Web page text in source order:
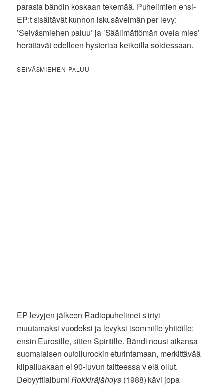
parasta bändin koskaan tekemää. Puhelimien ensi-
EP:t sisältävät kunnon iskusävelmän per levy:
’Seiväsmiehen paluu’ ja ’Säälimättömän ovela mies’
herättävät edelleen hysteriaa keikoilla soidessaan.
SEIVÄSMIEHEN PALUU
EP-levyjen jälkeen Radiopuhelimet siirtyi
muutamaksi vuodeksi ja levyksi isommille yhtiöille:
ensin Eurosille, sitten Spiritille. Bändi nousi aikansa
suomalaisen outoilurockin eturintamaan, merkittävää
kilpailuakaan ei 90-luvun taitteessa vielä ollut.
DebyyttialbumiRokkiräjähdys (1988) kävi jopa